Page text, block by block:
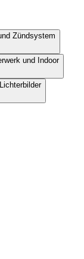
Zündsystem
und Indoor